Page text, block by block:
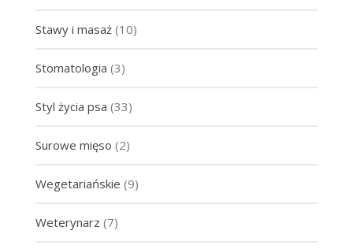
Stawy i masaż(10)
Stomatologia (3)
Styl życia psa (33)
Surowe mięso (2)
Wegetariańskie (9)
Weterynarz (7)